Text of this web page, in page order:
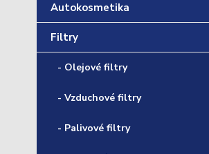
Autokosmetika
Filtry
- Olejové filtry
- Vzduchové filtry
- Palivové filtry